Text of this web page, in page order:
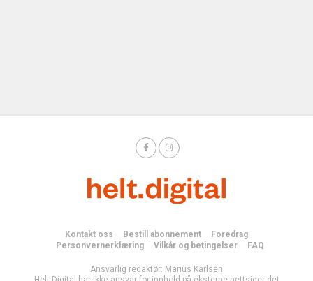
Kontakt oss Bestill abonnement
Foredrag
Personvernerklæring
Vilkår og betingelser FAQ
Ansvarlig redaktør: Marius Karlsen